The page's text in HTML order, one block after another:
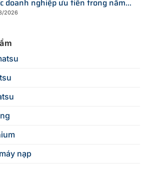
doanh nghiệp ưu tiên trong năm
2026
nạp